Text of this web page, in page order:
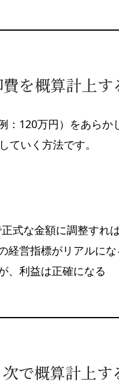
を概算計上す
120万円）をあらか
ていく方法です。
式な金額に調整すれ
経営指標がリアルにな
、利益は正確になる
次で概算計上